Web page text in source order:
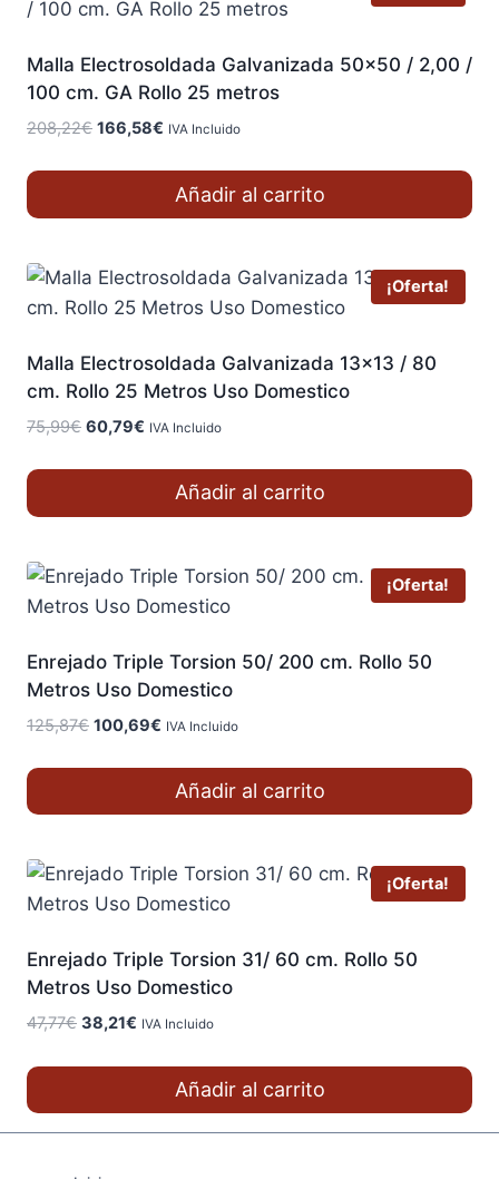
Malla Electrosoldada Galvanizada 50×50 / 2,00 /
100 cm. GA Rollo 25 metros
208,22€ El
166,58€ El
es:
IVA Incluido
Añadir al carrito
¡Oferta!
Malla Electrosoldada Galvanizada 13×13 / 80
cm. Rollo 25 Metros Uso Domestico
75,99€ El
60,79€ El
IVA Incluido
Añadir al carrito
¡Oferta!
Enrejado Triple Torsion 50/ 200 cm. Rollo 50
Metros Uso Domestico
125,87€ El
100,69€ El
es:
IVA Incluido
Añadir al carrito
¡Oferta!
Enrejado Triple Torsion 31/ 60 cm. Rollo 50
Metros Uso Domestico
47,77€ El
38,21€ El
IVA Incluido
Añadir al carrito